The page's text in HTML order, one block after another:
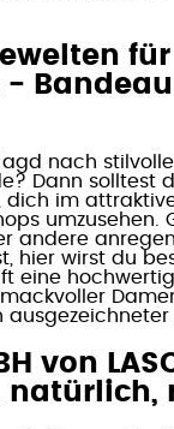
Bandeau
nach
Dann solltest
dich im
umzusehen.
andere
hier wirst du
eine
von
natürlich,